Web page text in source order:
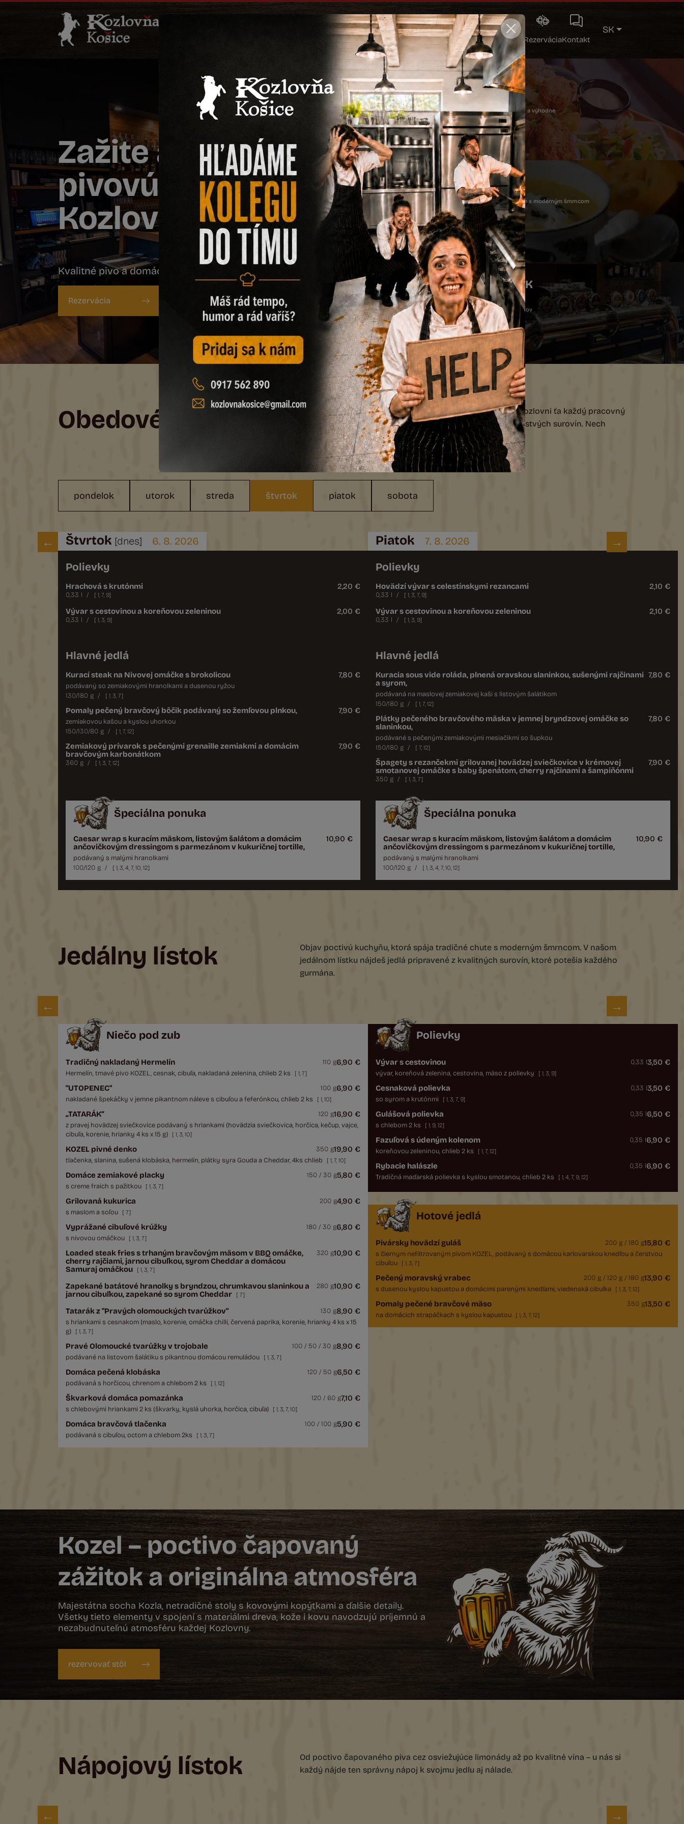
Obedové menuJedálny lístokNápojový lístok Galéria RezerváciaKontakt
SK
Zažite autentickú
pivovú kultúru v
Kozlovni
Kvalitné pivo a domáce jedlá každý deň – už od obeda
Rezervácia
DENNÉ MENU
Každý deň chutí inak
Poctivé obedy z čerstvých surovín – rýchlo a výhodne
Prejsť na denné menu
JEDÁLNY LÍSTOK
Dobrú chuť!
Objav našu poctivú kuchyňu, tradičné chute s moderným šmrncom
Prejsť na jedálny lístok
NÁPOJOVÝ LÍSTOK
Na zdravie!
Vyber si zo širokej ponuky pív, a alko nápojov
Prejsť na nápojový lístok
Obedové menu
Počas obedovej prestávky si dopraj zaslúžený oddych. V Kozlovni ťa každý pracovný
deň čaká poctivé denné menu – chutné, rýchle a vždy z čerstvých surovín. Nech
chutí!
pondelok utorok streda štvrtok piatok sobota
Štvrtok [dnes] 6. 8. 2026
Polievky
Hrachová s krutónmi
0,33 l / [ 1, 7, 9]
2,20 €
Vývar s cestovinou a koreňovou zeleninou
0,33 l / [ 1, 3, 9]
2,00 €
Hlavné jedlá
Kurací steak na Nivovej omáčke s brokolicou 7,80 €
podávaný so zemiakovými hranolkami a dusenou ryžou
130/180 g / [ 1, 3, 7]
Pomaly pečený bravčový bôčik podávaný so žemľovou plnkou, 7,90 €
zemiakovou kašou a kyslou uhorkou
150/130/80 g / [ 1, 7, 12]
Zemiakový prívarok s pečenými grenaille zemiakmi a domácim
bravčovým karbonátkom
360 g / [ 1, 3, 7, 12]
7,90 €
Špeciálna ponuka
Caesar wrap s kuracím mäskom, listovým šalátom a domácim
ančovičkovým dressingom s parmezánom v kukuričnej tortille,
10,90 €
podávaný s malými hranolkami
100/120 g / [ 1, 3, 4, 7, 10, 12]
Piatok 7. 8. 2026
Polievky
Hovädzí vývar s celestínskymi rezancami
0,33 l / [ 1, 3, 7, 9]
2,10 €
Vývar s cestovinou a koreňovou zeleninou
0,33 l / [ 1, 3, 9]
2,10 €
Hlavné jedlá
Kuracia sous vide roláda, plnená oravskou slaninkou, sušenými rajčinami
a syrom,
7,80 €
podávaná na maslovej zemiakovej kaši s listovým šalátikom
150/180 g / [ 1, 7, 12]
Plátky pečeného bravčového mäska v jemnej bryndzovej omáčke so
slaninkou,
7,80 €
podávané s pečenými zemiakovými mesiačikmi so šupkou
150/180 g / [ 7, 12]
Špagety s rezančekmi grilovanej hovädzej sviečkovice v krémovej
smotanovej omáčke s baby špenátom, cherry rajčinami a šampiňónmi
350 g / [ 1, 3, 7]
7,90 €
Špeciálna ponuka
Caesar wrap s kuracím mäskom, listovým šalátom a domácim
ančovičkovým dressingom s parmezánom v kukuričnej tortille,
10,90 €
podávaný s malými hranolkami
100/120 g / [ 1, 3, 4, 7, 10, 12]
Jedálny lístok
Objav poctivú kuchyňu, ktorá spája tradičné chute s moderným šmrncom. V našom
jedálnom lístku nájdeš jedlá pripravené z kvalitných surovín, ktoré potešia každého
gurmána.
Niečo pod zub
Tradičný nakladaný Hermelín 110 g6,90 €
Hermelín, tmavé pivo KOZEL, cesnak, cibuľa, nakladaná zelenina, chlieb 2 ks [ 1, 7]
"UTOPENEC" 100 g6,90 €
nakladané špekáčky v jemne pikantnom náleve s cibuľou a feferónkou, chlieb 2 ks [ 1, 10]
„TATARÁK“ 120 g16,90 €
z pravej hovädzej sviečkovice podávaný s hriankami (hovädzia sviečkovica, horčica, kečup, vajce,
cibuľa, korenie, hrianky 4 ks x 15 g)
[ 1, 3, 10]
KOZEL pivné denko 350 g19,90 €
tlačenka, slanina, sušená klobáska, hermelín, plátky syra Gouda a Cheddar, 4ks chlieb [ 1, 7, 10]
Domáce zemiakové placky 150 / 30 g5,80 €
s creme fraich s pažitkou [ 1, 3, 7]
Grilovaná kukurica 200 g4,90 €
s maslom a soľou [ 7]
Vyprážané cibuľové krúžky 180 / 30 g6,80 €
s nivovou omáčkou [ 1, 3, 7]
Loaded steak fries s trhaným bravčovým mäsom v BBQ omáčke,
cherry rajčiami, jarnou cibuľkou, syrom Cheddar a domácou
Samuraj omáčkou
[ 1, 3, 7]
320 g10,90 €
Zapekané batátové hranolky s bryndzou, chrumkavou slaninkou a
jarnou cibuľkou, zapekané so syrom Cheddar
[ 7]
280 g10,90 €
Tatarák z "Pravých olomouckých tvarůžkov" 130 g8,90 €
s hriankami s cesnakom (maslo, korenie, omáčka chilli, červená paprika, korenie, hrianky 4 ks x 15
g)
[ 1, 3, 7]
Pravé Olomoucké tvarůžky v trojobale 100 / 50 / 30 g8,90 €
podávané na listovom šalátiku s pikantnou domácou remuládou [ 1, 3, 7]
Domáca pečená klobáska 120 / 50 g6,50 €
podávaná s horčicou, chrenom a chlebom 2 ks [ 1, 12]
Škvarková domáca pomazánka 120 / 60 g7,10 €
s chlebovými hriankami 2 ks (škvarky, kyslá uhorka, horčica, cibuľa) [ 1, 3, 7, 10]
Domáca bravčová tlačenka 100 / 100 g5,90 €
podávaná s cibuľou, octom a chlebom 2ks [ 1, 3, 7]
Polievky
Vývar s cestovinou 0,33 l3,50 €
vývar, koreňová zelenina, cestovina, mäso z polievky [ 1, 3, 9]
Cesnaková polievka 0,33 l3,50 €
so syrom a krutónmi [ 1, 3, 7, 9]
Gulášová polievka 0,35 l6,50 €
s chlebom 2 ks [ 1, 9, 12]
Fazuľová s údeným kolenom 0,35 l6,90 €
koreňovou zeleninou, chlieb 2 ks [ 1, 7, 12]
Rybacie halászle 0,35 l6,90 €
Tradičná maďarská polievka s kyslou smotanou, chlieb 2 ks [ 1, 4, 7, 9, 12]
Hotové jedlá
Pivársky hovädzí guláš 200 g / 180 g15,80 €
s čiernym nefiltrovaným pivom KOZEL, podávaný s domácou karlovarskou knedľou a čerstvou
cibuľou
[ 1, 3, 7]
Pečený moravský vrabec 200 g / 120 g / 180 g13,90 €
s dusenou kyslou kapustou a domácimi parenými knedľami, viedenská cibuľka [ 1, 3, 7, 12]
Pomaly pečené bravčové mäso 350 g13,50 €
na domácich strapáčkach s kyslou kapustou [ 1, 3, 7, 12]
Kozel – poctivo čapovaný
zážitok a originálna atmosféra
Majestátna socha Kozla, netradičné stoly s kovovými kopýtkami a ďalšie detaily.
Všetky tieto elementy v spojení s materiálmi dreva, kože i kovu navodzujú príjemnú a
nezabudnuteľnú atmosféru každej Kozlovny.
rezervovať stôl
Nápojový lístok
Od poctivo čapovaného piva cez osviežujúce limonády až po kvalitné vína – u nás si
každý nájde ten správny nápoj k svojmu jedlu aj nálade.